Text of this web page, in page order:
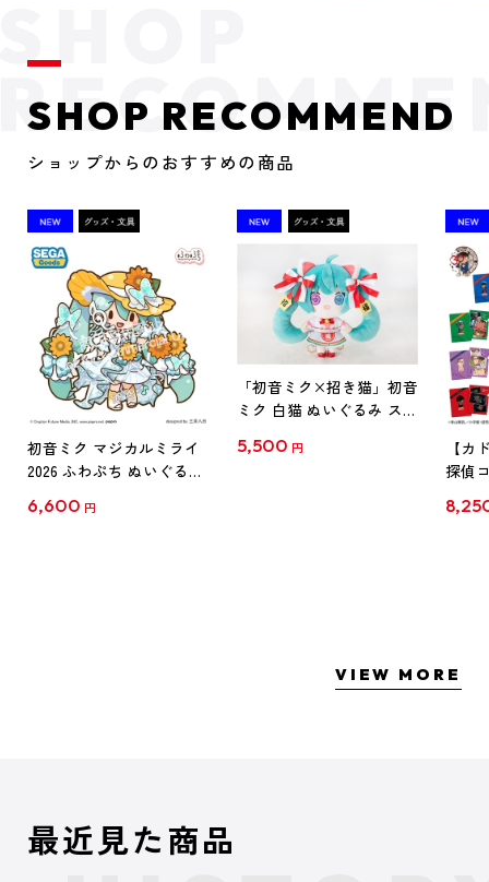
SHOP RECOMMEND
ショップからのおすすめの商品
初音ミク マジカルミライ
2026 ふわぷち ぬいぐるみ
6,600 円
「初音ミク×招き猫」初音
ミク 白猫 ぬいぐるみ スタ
5,500 円
【カ
探偵
クリ
VIEW MORE
最近見た商品